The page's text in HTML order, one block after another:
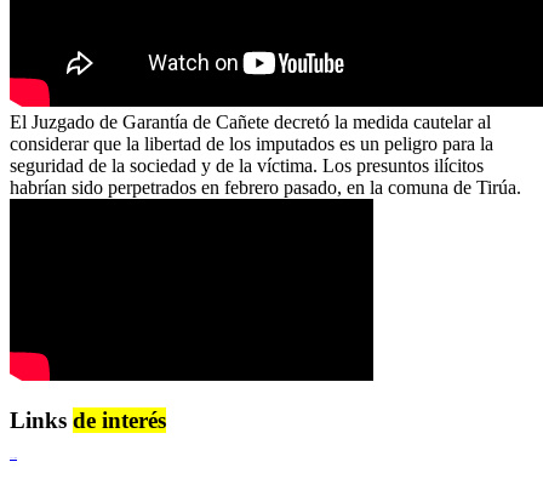
El Juzgado de Garantía de Cañete decretó la medida cautelar al
considerar que la libertad de los imputados es un peligro para la
seguridad de la sociedad y de la víctima. Los presuntos ilícitos
habrían sido perpetrados en febrero pasado, en la comuna de Tirúa.
Links de interés